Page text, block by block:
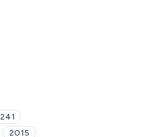
2015